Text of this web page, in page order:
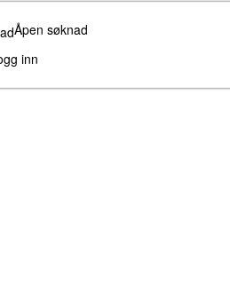
Åpen søknad
inn